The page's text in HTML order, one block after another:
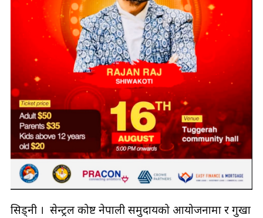
सिड्नी । सेन्ट्रल कोष्ट नेपाली समुदायको आयोजनामा र गुर्खा